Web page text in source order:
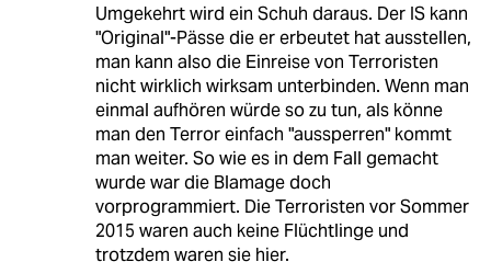
Umgekehrt wird ein Schuh daraus. Der IS kann
"Original"-Pässe die er erbeutet hat ausstellen,
man kann also die Einreise von Terroristen
nicht wirklich wirksam unterbinden. Wenn man
einmal aufhören würde so zu tun, als könne
man den Terror einfach "aussperren" kommt
man weiter. So wie es in dem Fall gemacht
wurde war die Blamage doch
vorprogrammiert. Die Terroristen vor Sommer
2015 waren auch keine Flüchtlinge und
trotzdem waren sie hier.